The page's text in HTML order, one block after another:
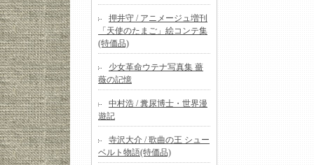
押井守 / アニメージュ増刊
「天使のたまご」絵コンテ集
(特価品)
少女革命ウテナ写真集 薔
薇の記憶
中村浩 / 糞尿博士・世界漫
遊記
寺沢大介 / 歌曲の王 シュー
ベルト物語(特価品)